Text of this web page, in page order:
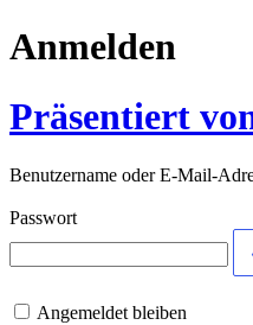
Anmelden
Präsentiert
Benutzername oder E-Mail-
Passwort
Angemeldet bleiben